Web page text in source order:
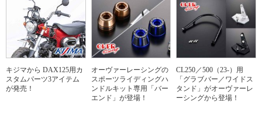
キジマから DAX125用カ
スタムパーツ3アイテム
が発売！
オーヴァーレーシングの
スポーツライディングハ
ンドルキット専用「バー
エンド」が登場！
CL250／500（23-）用
「グラブバー／ワイドス
タンド」がオーヴァーレ
ーシングから登場！